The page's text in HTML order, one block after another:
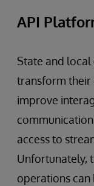
API
State and
transform their
improve
access to
Unfortunately,
operations